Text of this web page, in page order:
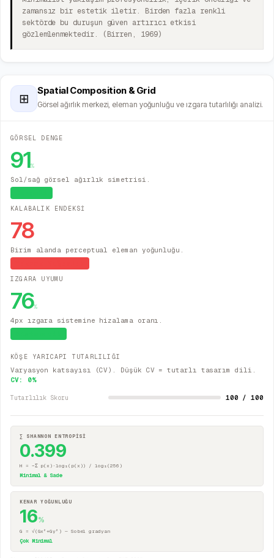
zamansız bir estetik iletir. Birden fazla renkli
sektörde bu duruşun güven artırıcı etkisi
gözlemlenmektedir. (Birren, 1969)
⊞
Spatial Composition & Grid
Görsel ağırlık merkezi, eleman yoğunluğu ve ızgara tutarlılığı analizi.
GÖRSEL DENGE
91%
Sol/sağ görsel ağırlık simetrisi.
KALABALIK ENDEKSİ
78
Birim alanda perceptual eleman yoğunluğu.
IZGARA UYUMU
76%
4px ızgara sistemine hizalama oranı.
KÖŞE YARICAPI TUTARLILIĞI
Varyasyon katsayısı (CV). Düşük CV = tutarlı tasarım dili.
CV: 0%
Tutarlılık Skoru 100 / 100
∑ SHANNON ENTROPİSİ
0.399
H = −Σ p(x)·log₂(p(x)) / log₂(256)
Minimal & Sade
KENAR YOĞUNLUĞU
16%
G = √(Gx²+Gy²) — Sobel gradyan
Çok Minimal